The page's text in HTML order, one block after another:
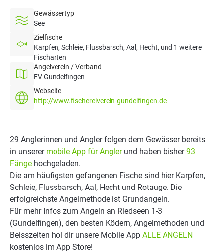
Gewässertyp
See
Zielfische
Karpfen, Schleie, Flussbarsch, Aal, Hecht, und 1 weitere
Fischarten
Angelverein / Verband
FV Gundelfingen
Webseite
http://www.fischereiverein-gundelfingen.de
29 Anglerinnen und Angler folgen dem Gewässer bereits
in unserer mobile App für Anglerund haben bisher93
Fänge hochgeladen.
Die am häufigsten gefangenen Fische sind hier Karpfen,
Schleie, Flussbarsch, Aal, Hecht und Rotauge. Die
erfolgreichste Angelmethode ist Grundangeln.
Für mehr Infos zum Angeln an Riedseen 1-3
(Gundelfingen), den besten Ködern, Angelmethoden und
Beisszeiten hol dir unsere Mobile App ALLE ANGELN
kostenlos im App Store!